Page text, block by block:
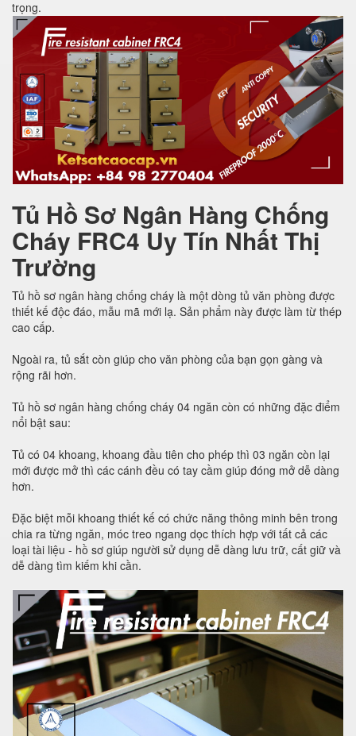
trọng.
Tủ Hồ Sơ Ngân Hàng Chống
Cháy FRC4 Uy Tín Nhất Thị
Trường
Tủ hồ sơ ngân hàng chống cháy là một dòng tủ văn phòng được
thiết kế độc đáo, mẫu mã mới lạ. Sản phẩm này được làm từ thép
cao cấp.
Ngoài ra, tủ sắt còn giúp cho văn phòng của bạn gọn gàng và
rộng rãi hơn.
Tủ hồ sơ ngân hàng chống cháy 04 ngăn còn có những đặc điểm
nổi bật sau:
Tủ có 04 khoang, khoang đầu tiên cho phép thì 03 ngăn còn lại
mới được mở thì các cánh đều có tay cầm giúp đóng mở dễ dàng
hơn.
Đặc biệt mỗi khoang thiết kế có chức năng thông minh bên trong
chia ra từng ngăn, móc treo ngang dọc thích hợp với tất cả các
loại tài liệu - hồ sơ giúp người sử dụng dễ dàng lưu trữ, cất giữ và
dễ dàng tìm kiếm khi cần.